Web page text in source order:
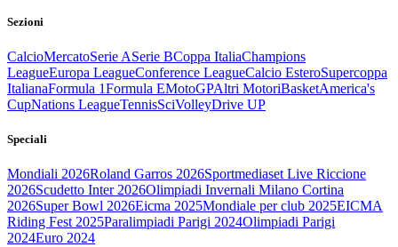
Sezioni
CalcioMercatoSerie ASerie BCoppa ItaliaChampions
LeagueEuropa LeagueConference LeagueCalcio EsteroSupercoppa
ItalianaFormula 1Formula EMotoGPAltri MotoriBasketAmerica's
CupNations LeagueTennisSciVolleyDrive UP
Speciali
Mondiali 2026Roland Garros 2026Sportmediaset Live Riccione
2026Scudetto Inter 2026Olimpiadi Invernali Milano Cortina
2026Super Bowl 2026Eicma 2025Mondiale per club 2025EICMA
Riding Fest 2025Paralimpiadi Parigi 2024Olimpiadi Parigi
2024Euro 2024